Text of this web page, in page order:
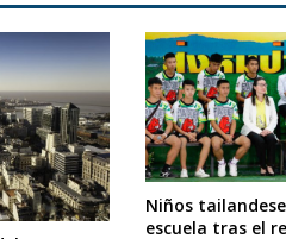
Niños
escuela tras el